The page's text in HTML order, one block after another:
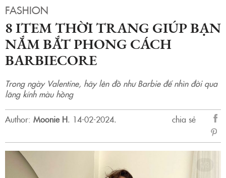
FASHION
8 ITEM THỜI TRANG GIÚP BẠN
NẮM BẮT PHONG CÁCH
BARBIECORE
Trong ngày Valentine, hãy lên đồ như Barbie để nhìn đời qua
lăng kính màu hồng
Author: Moonie H. 14-02-2024.
chia sẻ
sẻ